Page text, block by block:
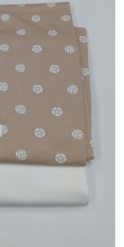
Şifrenizi mi unuttunuz?